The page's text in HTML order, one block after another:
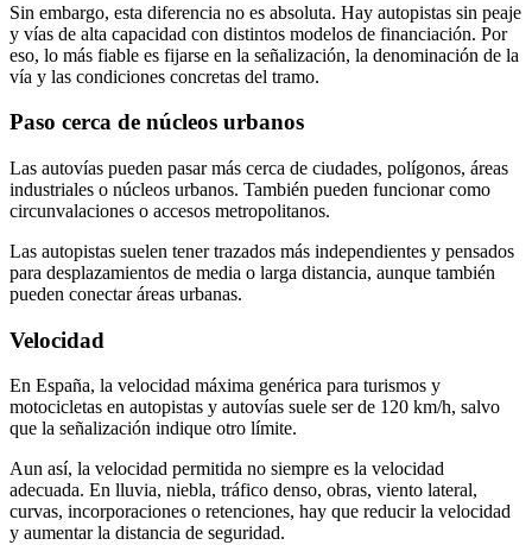
Sin embargo, esta diferencia no es absoluta. Hay autopistas sin peaje
y vías de alta capacidad con distintos modelos de financiación. Por
eso, lo más fiable es fijarse en la señalización, la denominación de la
vía y las condiciones concretas del tramo.
Paso cerca de núcleos urbanos
Las autovías pueden pasar más cerca de ciudades, polígonos, áreas
industriales o núcleos urbanos. También pueden funcionar como
circunvalaciones o accesos metropolitanos.
Las autopistas suelen tener trazados más independientes y pensados
para desplazamientos de media o larga distancia, aunque también
pueden conectar áreas urbanas.
Velocidad
En España, la velocidad máxima genérica para turismos y
motocicletas en autopistas y autovías suele ser de 120 km/h, salvo
que la señalización indique otro límite.
Aun así, la velocidad permitida no siempre es la velocidad
adecuada. En lluvia, niebla, tráfico denso, obras, viento lateral,
curvas, incorporaciones o retenciones, hay que reducir la velocidad
y aumentar la distancia de seguridad.